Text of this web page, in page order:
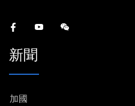
新聞
加國